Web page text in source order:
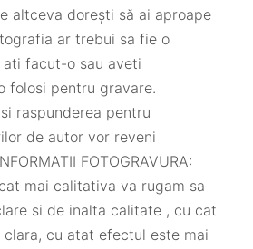
altceva dorești să ai aproape
ar trebui sa fie o
facut-o sau aveti
folosi pentru gravare.
raspunderea pentru
de autor vor reveni
FOTOGRAVURA:
mai calitativa va rugam sa
si de inalta calitate , cu cat
clara, cu atat efectul este mai